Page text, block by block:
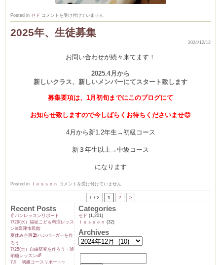
Posted in セド 🎄
コ
コメントを受け付けていません
2025年、生徒募集
2024/12/12
お問い合わせが続々来てます！
2025.4月から
新しいクラス、新しいメンバーにてスタート致します
募集要項は、1月初旬までにこのブログにて
お知らせ致しますので今しばらくお待ちくださいませ😊
4月から新1.2年生→初級コース
新３年生以上→中級コース
になります
Posted in ｌｅｓｓｏｎ
2025
徒
コメントを受け付けていません
1 / 2 1 2 >
Recent Posts
🥐パンレッスンリポート
7/29(水）福祉こども料理レッス
ンin高津市民館
夏休み企画🏖️ハンバーガーを作
ろう
7/25(土）自由研究を作ろう・琥
珀糖レッスン🌈
7月 初級コースリポート✨️
Categories
セド (1,201)
ｌｅｓｓｏｎ (32)
Archives